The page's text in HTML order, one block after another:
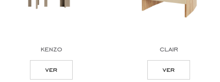
kenzo
ver
clair
ver